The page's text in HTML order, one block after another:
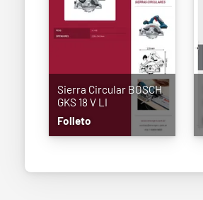
Sierra Circular BOSCH
GKS 18 V LI
Folleto